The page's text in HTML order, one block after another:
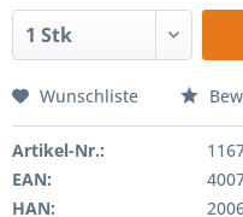
Wunschliste
Artikel-Nr.:
EAN:
HAN: